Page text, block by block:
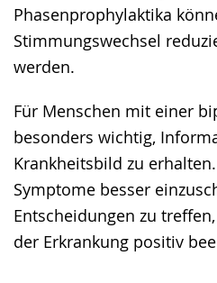
Phasenprophylaktika
Stimmungswechsel
werden.
Für Menschen mit einer
besonders wichtig,
Krankheitsbild zu
Symptome besser
Entscheidungen zu
der Erkrankung positiv